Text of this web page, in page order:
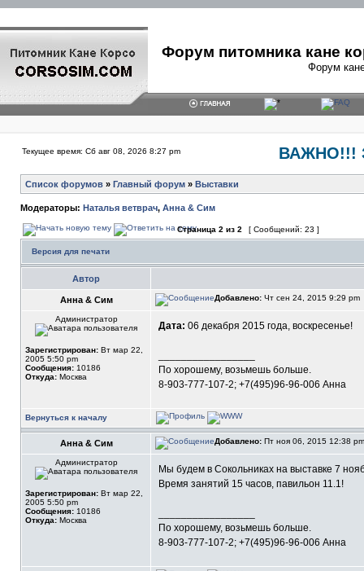
Форум питомника кане
Форум
Текущее время: Сб авг 08, 2026 8:27 pm ВАЖНО!!!
Список форумов » Главный форум » Выставки
Модераторы: Наталья ветврач, Анна & Сим
Страница 2 из 2 [ Сообщений: 23 ]
Версия для печати
Автор
Анна & Сим Добавлено: Чт сен 24, 2015 9:29 pm
Администратор
Зарегистрирован: Вт мар 22,
2005 5:50 pm
Сообщения: 10186
Откуда: Москва
Дата: 06 декабря 2015 года, воскресенье!
По хорошему, возьмешь больше.
8-903-777-107-2; +7(495)96-96-006 Анна
Вернуться к началу
Анна & Сим Добавлено: Пт ноя 06, 2015 12:38
Администратор
Зарегистрирован: Вт мар 22,
2005 5:50 pm
Сообщения: 10186
Откуда: Москва
Мы будем в Сокольниках на выставке 7
Время занятий 15 часов, павильон 11.1!
По хорошему, возьмешь больше.
8-903-777-107-2; +7(495)96-96-006 Анна